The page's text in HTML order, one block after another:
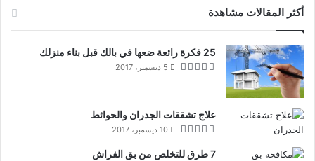
أكثر المقالات مشاهدة
25 فكرة رائعة ضعها في بالك قبل بناء منزلك
5 ديسمبر، 2017
علاج تشققات الجدران والحوائط
10 ديسمبر، 2017
7 طرق للتخلص من بق الفراش